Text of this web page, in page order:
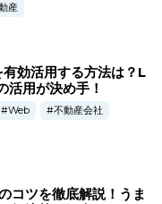
産
効活用する方法は？L
活用が決め手！
Web
不動産会社
コツを徹底解説！うま